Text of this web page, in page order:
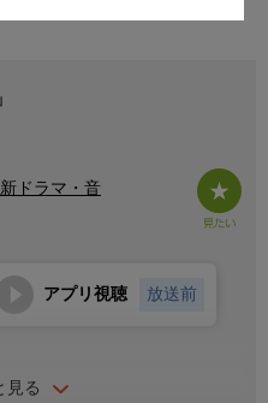
ドラマ・音
見る
アプリ視聴 放送前